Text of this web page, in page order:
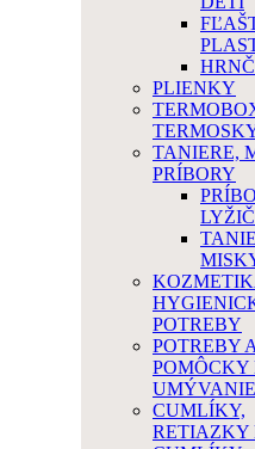
PLIENKY
TANIERE,
PRÍBORY
POTREBY
POTREBY A
POMÔCKY
CUMLÍKY,
RETIAZKY